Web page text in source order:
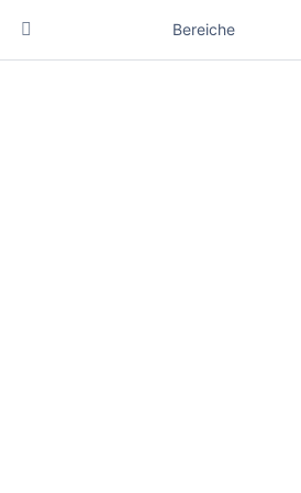
Bereiche